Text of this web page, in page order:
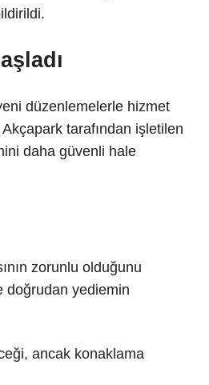
düzenlemelerle hizmet
tarafından işletilen
daha güvenli hale
zorunlu olduğunu
doğrudan yediemin
ancak konaklama